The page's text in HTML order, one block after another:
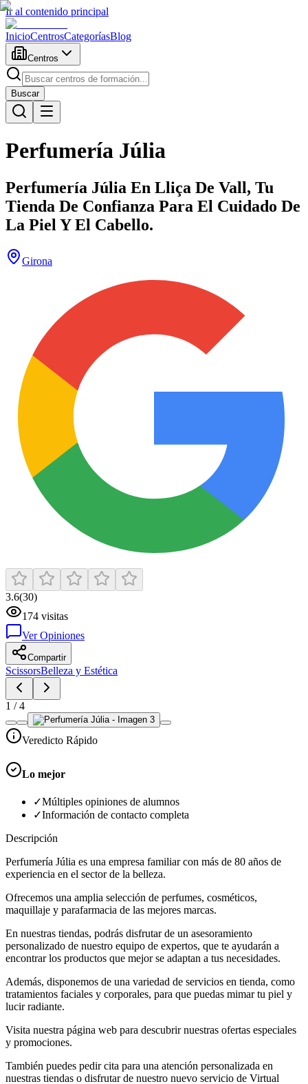
Ir al contenido principal
InicioCentrosCategoríasBlog
Centros
Buscar
Perfumería Júlia
Perfumería Júlia En Lliça De Vall, Tu
Tienda De Confianza Para El Cuidado De
La Piel Y El Cabello.
Girona
3.6(30)
174 visitas
Ver Opiniones
Compartir
ScissorsBelleza y Estética
1 /4
Veredicto Rápido
Lo mejor
✓Múltiples opiniones de alumnos
✓Información de contacto completa
Descripción
Perfumería Júlia es una empresa familiar con más de 80 años de
experiencia en el sector de la belleza.
Ofrecemos una amplia selección de perfumes, cosméticos,
maquillaje y parafarmacia de las mejores marcas.
En nuestras tiendas, podrás disfrutar de un asesoramiento
personalizado de nuestro equipo de expertos, que te ayudarán a
encontrar los productos que mejor se adaptan a tus necesidades.
Además, disponemos de una variedad de servicios en tienda, como
tratamientos faciales y corporales, para que puedas mimar tu piel y
lucir radiante.
Visita nuestra página web para descubrir nuestras ofertas especiales
y promociones.
También puedes pedir cita para una atención personalizada en
nuestras tiendas o disfrutar de nuestro nuevo servicio de Virtual